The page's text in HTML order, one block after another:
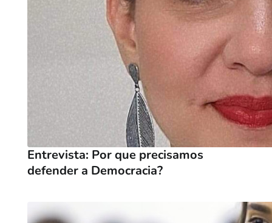
Entrevista: Por que precisamos
defender a Democracia?